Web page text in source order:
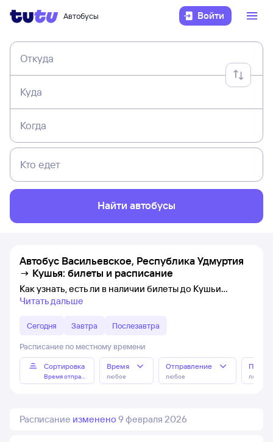
Автобусы Войти
Откуда
Куда
Когда
Кто едет
Найти автобусы
Автобус Васильевское, Республика Удмуртия
→ Кушья: билеты и расписание
Как узнать, есть ли в наличии билеты до Кушьи
Читать дальше
Сегодня Завтра Послезавтра
Расписание по местному времени
Сортировка
Время отправления
Время
любое
Отправление
любое любое
Расписание изменено 9 февраля 2026